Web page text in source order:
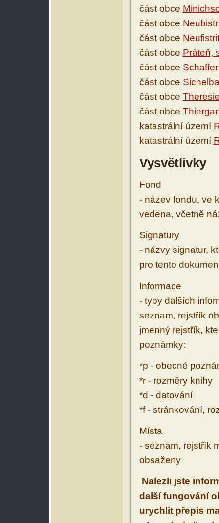
část obce
část obce
část obce
část obce Práteň,
část obce
část obce
část obce
část obce
katastrální území
katastrální území
Vysvětlivky
Fond
- název fondu, ve
vedena, včetně
Signatury
- názvy signatur,
pro tento
Informace
- typy dalších
seznam, rejstřík
jmenný rejstřík,
poznámky:
*p - obecné
*r - rozměry knihy
*d - datování
*f - stránkování,
Místa
- seznam, rejstřík
obsaženy
Nalezli jste
další fungování
urychlit přepis